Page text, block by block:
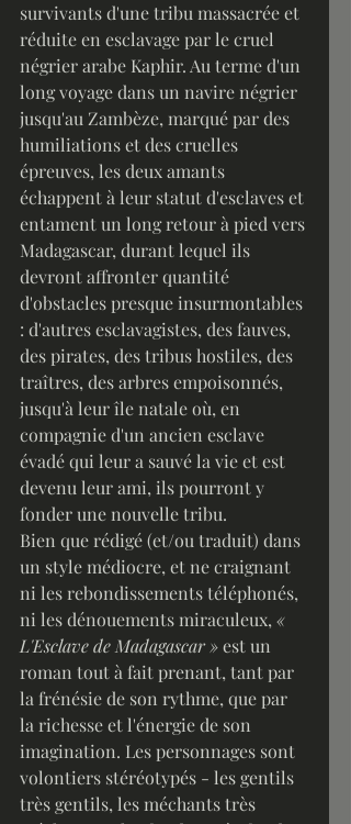
survivants d'une tribu massacrée et
réduite en esclavage par le cruel
négrier arabe Kaphir. Au terme d'un
long voyage dans un navire négrier
jusqu'au Zambèze, marqué par des
humiliations et des cruelles
épreuves, les deux amants
échappent à leur statut d'esclaves et
entament un long retour à pied vers
Madagascar, durant lequel ils
devront affronter quantité
d'obstacles presque insurmontables
: d'autres esclavagistes, des fauves,
des pirates, des tribus hostiles, des
traîtres, des arbres empoisonnés,
jusqu'à leur île natale où, en
compagnie d'un ancien esclave
évadé qui leur a sauvé la vie et est
devenu leur ami, ils pourront y
fonder une nouvelle tribu.
Bien que rédigé (et/ou traduit) dans
un style médiocre, et ne craignant
ni les rebondissements téléphonés,
ni les dénouements miraculeux, «
L'Esclave de Madagascar » est un
roman tout à fait prenant, tant par
la frénésie de son rythme, que par
la richesse et l'énergie de son
imagination. Les personnages sont
volontiers stéréotypés - les gentils
très gentils, les méchants très